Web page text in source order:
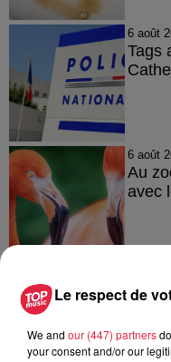
6 août
Tags
6 août
Au
avec
Le respect de
We and our (447) partners
your consent and/or our